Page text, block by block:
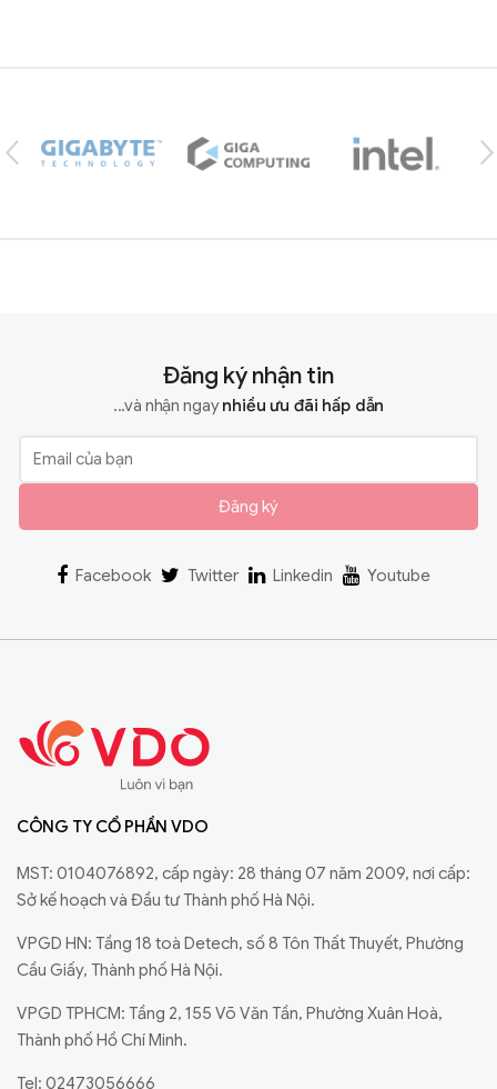
Đăng ký nhận tin
...và nhận ngaynhiều ưu đãi hấp dẫn
Đăng ký
Facebook Twitter Linkedin Youtube
CÔNG TY CỔ PHẦN VDO
MST: 0104076892, cấp ngày: 28 tháng 07 năm 2009, nơi cấp:
Sở kế hoạch và Đầu tư Thành phố Hà Nội.
VPGD HN: Tầng 18 toà Detech, số 8 Tôn Thất Thuyết, Phường
Cầu Giấy, Thành phố Hà Nội.
VPGD TPHCM: Tầng 2, 155 Võ Văn Tần, Phường Xuân Hoà,
Thành phố Hồ Chí Minh.
Tel: 02473056666